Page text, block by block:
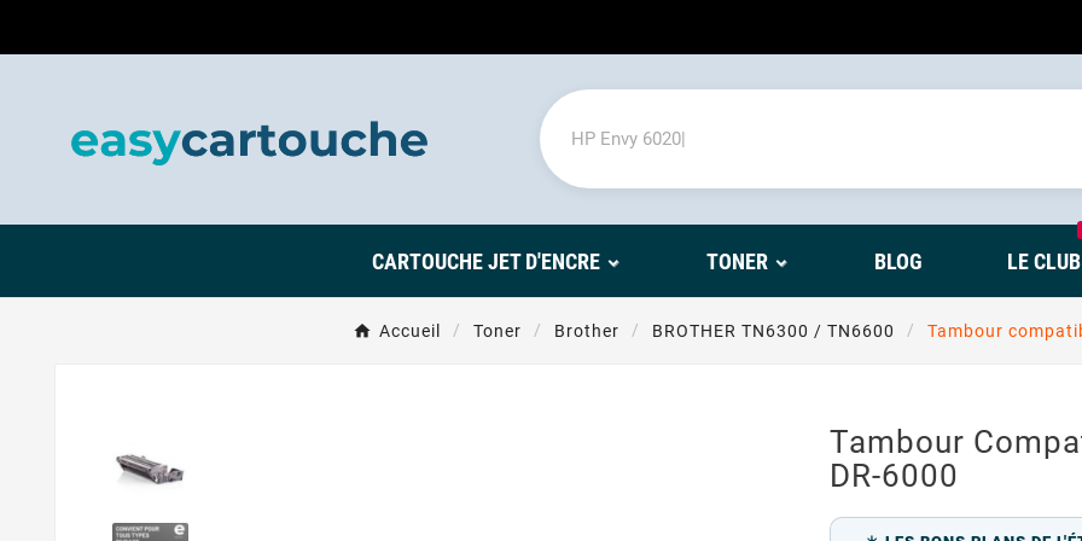
CARTOUCHE JET D'ENCRE TONER BLOG LE CLUB
Accueil Toner Brother BROTHER TN6300 / TN6600 Tambour
Tambour
DR-6000